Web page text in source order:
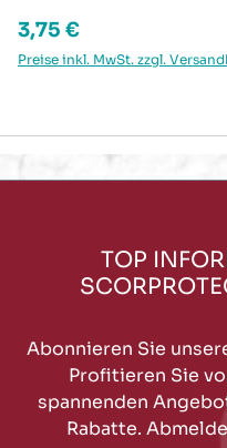
Regulärer Preis:
3,75 €
Preise inkl. MwSt. zzgl.
TOP
Abonnieren Sie
Profitieren Sie
spannenden
Rabatte.